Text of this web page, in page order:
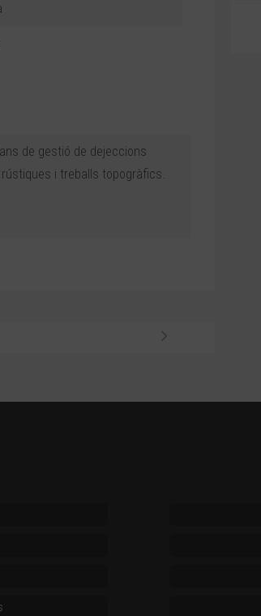
de gestió de dejeccions
i treballs topogràfics.